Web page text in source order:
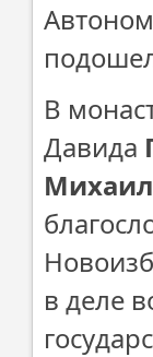
В
Давида
в деле